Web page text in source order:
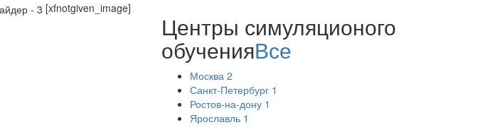
[xfnotgiven_image]
Центры симуляционого
обученияВсе
Москва 2
Санкт-Петербург 1
Ростов-на-дону 1
Ярославль 1